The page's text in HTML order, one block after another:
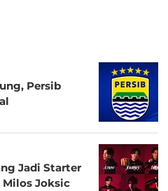
Persib
Jadi Starter
Milos Joksic